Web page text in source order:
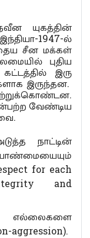
யுகத்தின்
1947-ல்
சீன மக்கள்
புதிய
இரு
இருந்தன.
வேண்டிய
நாட்டின்
for each
and
எல்லைகளை
aggression).